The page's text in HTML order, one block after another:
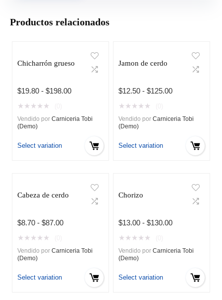
Productos relacionados
Chicharrón grueso
$19.80 - $198.00Rango
desde
$198.00
★ ★ ★ ★ ★
Vendido por Carniceria Tobi
(Demo)
Select variation
Jamon de cerdo
$12.50 - $125.00Rango
desde
$125.00
★ ★ ★ ★ ★
Vendido por Carniceria Tobi
(Demo)
Select variation
Cabeza de cerdo
$8.70 - $87.00Rango
desde
★ ★ ★ ★ ★
Vendido por Carniceria Tobi
(Demo)
Select variation
Chorizo
$13.00 - $130.00Rango
desde
$130.00
★ ★ ★ ★ ★
Vendido por Carniceria Tobi
(Demo)
Select variation